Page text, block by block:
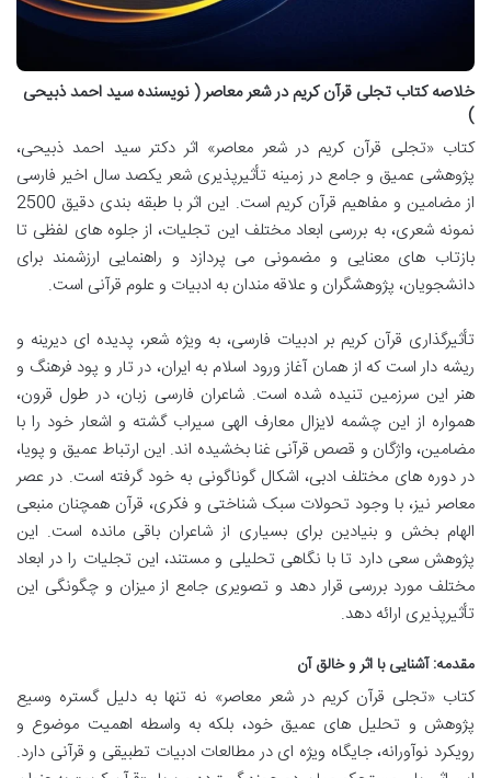
خلاصه کتاب تجلی قرآن کریم در شعر معاصر ( نویسنده سید احمد ذبیحی
)
کتاب «تجلی قرآن کریم در شعر معاصر» اثر دکتر سید احمد ذبیحی،
پژوهشی عمیق و جامع در زمینه تأثیرپذیری شعر یکصد سال اخیر فارسی
از مضامین و مفاهیم قرآن کریم است. این اثر با طبقه بندی دقیق 2500
نمونه شعری، به بررسی ابعاد مختلف این تجلیات، از جلوه های لفظی تا
بازتاب های معنایی و مضمونی می پردازد و راهنمایی ارزشمند برای
دانشجویان، پژوهشگران و علاقه مندان به ادبیات و علوم قرآنی است.
تأثیرگذاری قرآن کریم بر ادبیات فارسی، به ویژه شعر، پدیده ای دیرینه و
ریشه دار است که از همان آغاز ورود اسلام به ایران، در تار و پود فرهنگ و
هنر این سرزمین تنیده شده است. شاعران فارسی زبان، در طول قرون،
همواره از این چشمه لایزال معارف الهی سیراب گشته و اشعار خود را با
مضامین، واژگان و قصص قرآنی غنا بخشیده اند. این ارتباط عمیق و پویا،
در دوره های مختلف ادبی، اشکال گوناگونی به خود گرفته است. در عصر
معاصر نیز، با وجود تحولات سبک شناختی و فکری، قرآن همچنان منبعی
الهام بخش و بنیادین برای بسیاری از شاعران باقی مانده است. این
پژوهش سعی دارد تا با نگاهی تحلیلی و مستند، این تجلیات را در ابعاد
مختلف مورد بررسی قرار دهد و تصویری جامع از میزان و چگونگی این
تأثیرپذیری ارائه دهد.
مقدمه: آشنایی با اثر و خالق آن
کتاب «تجلی قرآن کریم در شعر معاصر» نه تنها به دلیل گستره وسیع
پژوهش و تحلیل های عمیق خود، بلکه به واسطه اهمیت موضوع و
رویکرد نوآورانه، جایگاه ویژه ای در مطالعات ادبیات تطبیقی و قرآنی دارد.